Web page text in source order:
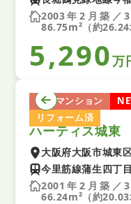
2003年2月築／
86.75m²（約26.24
5,290万
中古マンション
リフォーム済
ハーティス城東
大阪府大阪市城東
今里筋線蒲生四丁
2001年2月築／
66.24m²（約20.03